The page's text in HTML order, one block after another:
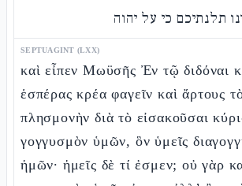
תלנתיכם כי על יהוה
SEPTUAGINT (LXX)
καὶ εἶπεν Μωϋσῆς Ἐν τῷ διδόναι
ἑσπέρας κρέα φαγεῖν καὶ ἄρτους
πλησμονὴν διὰ τὸ εἰσακοῦσαι
γογγυσμὸν ὑμῶν, ὃν ὑμεῖς
ἡμῶν· ἡμεῖς δὲ τί ἐσμεν; οὐ γὰρ